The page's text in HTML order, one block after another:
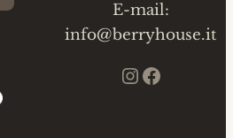
E-mail:
info@berryhouse.it
Instagram